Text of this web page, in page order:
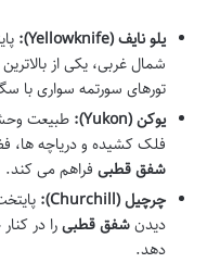
یلو نایف (Yellowknife):
شمال غربی، یکی از
تورهای سورتمه سواری با
یوکن (Yukon):
طبیعت
فلک کشیده و دریاچه ها،
شفق قطبی فراهم می کند.
چرچیل (Churchill):
دیدنشفق قطبیرا در
دهد.